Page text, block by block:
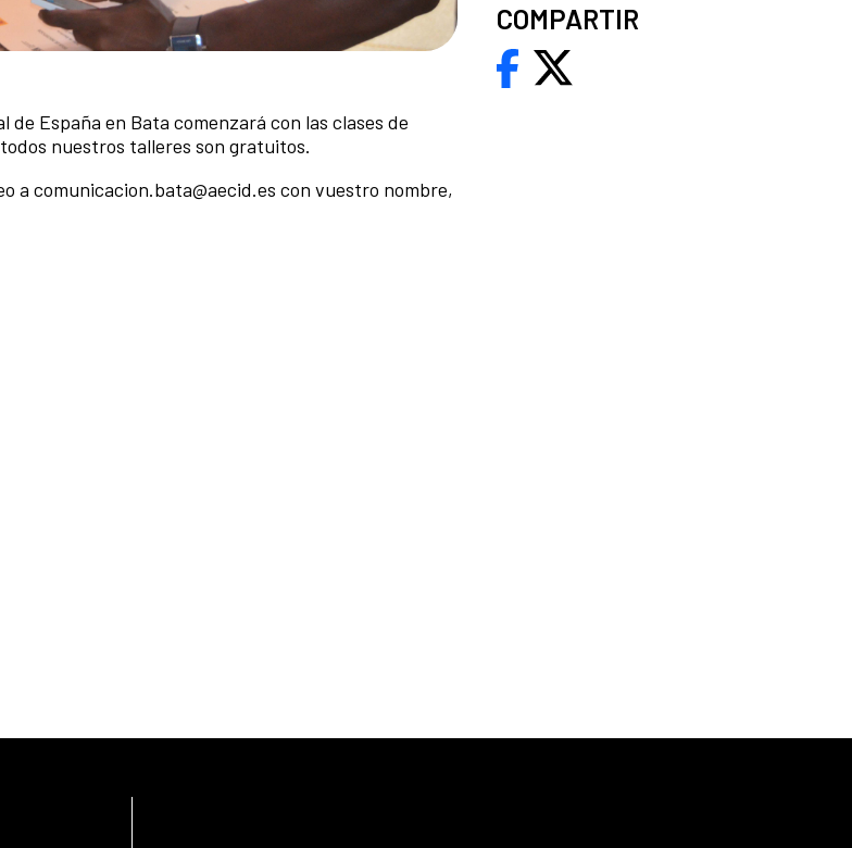
España en Bata comenzará con las clases de
nuestros talleres son gratuitos.
a comunicacion.bata@aecid.es con vuestro nombre,
COMPARTIR